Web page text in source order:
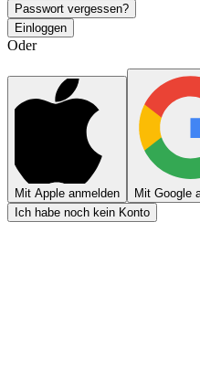
Passwort vergessen?
Einloggen
Oder
Mit Apple anmelden Mit Google
Ich habe noch kein Konto